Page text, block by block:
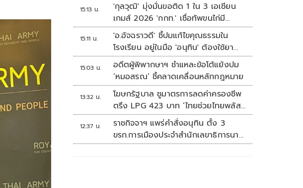
15:13 น.
'กุลวุฒิ' มุ่งมั่นขอติด 1 ใน 3 เอเชียน
เกมส์ 2026 'กกท.' เชื่อทัพขนไก่มี
เหรียญแน่
15:11 น.
'อ.อัจฉราวดี' ชี้ปมแก้ไขคุณธรรมใน
โรงเรียน อยู่ในมือ 'อนุทิน' ต้องใช้ยา
แรงกับ ก.ศึกษา เรื่องปืนแค่ปลายเหตุ
15:03 น.
อดีตผู้พิพากษาฯ ชำแหละข้อโต้แย้งปม
‘หมอสรณ’ ชี้คลาดเคลื่อนหลักกฎหมาย
13:32 น.
โฆษกรัฐบาล ชูมาตรการลดค่าครองชีพ
ตรึง LPG 423 บาท ‘ไทยช่วยไทยพลัส’
ดันเงินหมุนแสนล้าน
12:37 น.
ราชกิจจาฯ แพร่คำสั่งอนุทิน ตั้ง 3
ขรก.การเมืองประจำสำนักเลขาธิการนา
ยกฯ